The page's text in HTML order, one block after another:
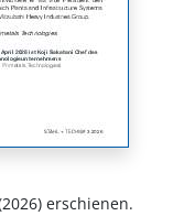
erschienen.